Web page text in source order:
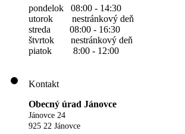
pondelok 08:00 - 14:30
utorok nestránkový deň
streda 08:00 - 16:30
štvrtok nestránkový deň
piatok 8:00 - 12:00
Kontakt
Obecný úrad Jánovce
Jánovce 24
925 22 Jánovce